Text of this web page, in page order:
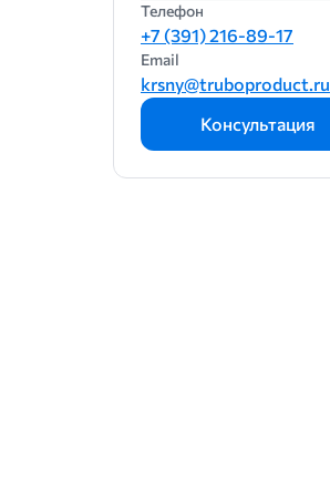
Телефон
+7 (391) 216-89-17
Email
krsny@truboproduct.ru
Консультация